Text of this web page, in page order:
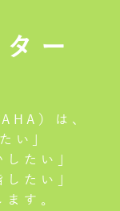
ー
）は、
い」
したい」
したい」
す。